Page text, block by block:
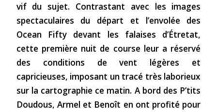
vif du sujet. Contrastant avec les images
spectaculaires du départ et l’envolée des
Ocean Fifty devant les falaises d’Étretat,
cette première nuit de course leur a réservé
des conditions de vent légères et
capricieuses, imposant un tracé très laborieux
sur la cartographie ce matin. A bord des P’tits
Doudous, Armel et Benoît en ont profité pour